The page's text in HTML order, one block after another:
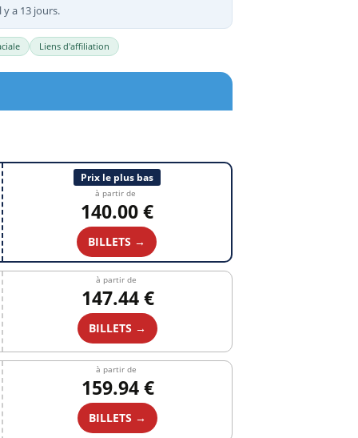
y a 13 jours.
Liens d'affiliation
Prix le plus bas
à partir de
140.00 €
BILLETS →
à partir de
147.44 €
BILLETS →
à partir de
159.94 €
BILLETS →